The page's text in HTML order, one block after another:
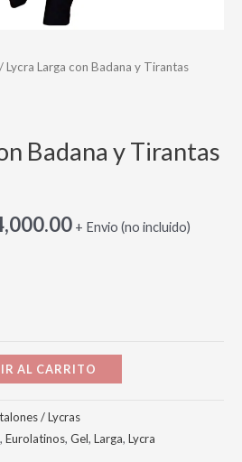
/ Lycra Larga con Badana y Tirantas
Badana y Tirantas
+ Envio (no incluido)
AL CARRITO
/ Lycras
, Eurolatinos, Gel, Larga, Lycra